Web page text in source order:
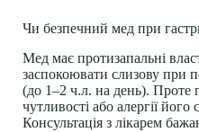
Чи безпечний мед при
Мед має протизапальні
заспокоювати слизову при
(до 1–2 ч.л. на день). Проте
чутливості або алергії його
Консультація з лікарем